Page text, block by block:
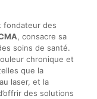
fondateur des
, consacre sa
soins de santé.
chronique et
que la
laser, et la
des solutions